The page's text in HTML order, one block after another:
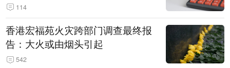
114
香港宏福苑火灾跨部门调查最终报
告：大火或由烟头引起
542